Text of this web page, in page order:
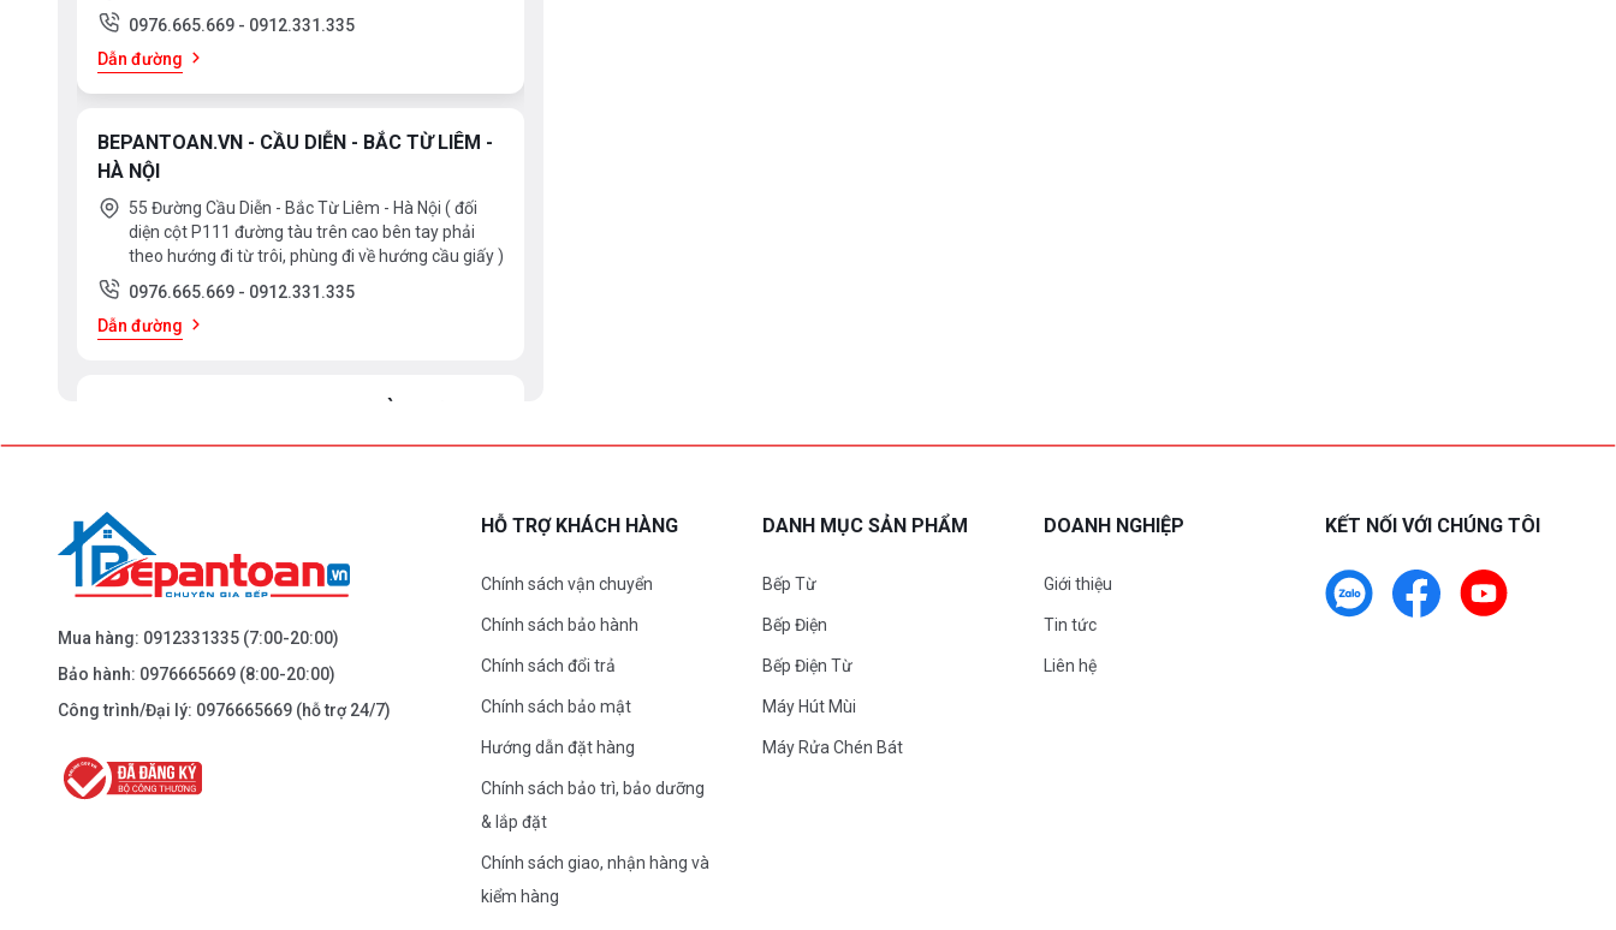
0976.665.669 - 0912.331.335
Dẫn đường
BEPANTOAN.VN - CẦU DIỄN - BẮC TỪ LIÊM -
HÀ NỘI
55 Đường Cầu Diễn - Bắc Từ Liêm - Hà Nội ( đối
diện cột P111 đường tàu trên cao bên tay phải
theo hướng đi từ trôi, phùng đi về hướng cầu giấy )
0976.665.669 - 0912.331.335
Dẫn đường
BEPANTOAN.VN - ĐẠI LA - HAI BÀ TRƯNG -
Dẫn đường
BEPANTOAN.VN - NGUYỄN TRÃI - THANH
Dẫn đường
Mua hàng: 0912331335 (7:00-20:00)
Bảo hành: 0976665669 (8:00-20:00)
Công trình/Đại lý: 0976665669 (hỗ trợ 24/7)
HỖ TRỢ KHÁCH HÀNG
Chính sách vận chuyển
Chính sách bảo hành
Chính sách đổi trả
Chính sách bảo mật
Hướng dẫn đặt hàng
Chính sách bảo trì, bảo dưỡng
& lắp đặt
Chính sách giao, nhận hàng và
kiểm hàng
DANH MỤC SẢN PHẨM
Bếp Từ
Bếp Điện
Bếp Điện Từ
Máy Hút Mùi
Máy Rửa Chén Bát
DOANH NGHIỆP
Giới thiệu
Tin tức
Liên hệ
KẾT NỐI VỚI CHÚNG TÔI